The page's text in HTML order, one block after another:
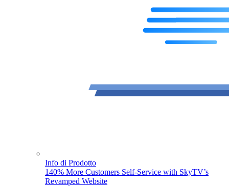
Info di Prodotto
140% More Customers Self-Service with SkyTV’s
Revamped Website